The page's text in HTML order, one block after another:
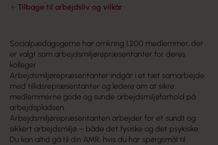
Tilbage til arbejdsliv og vilkår
Socialpædagogerne har omkring 1.200 medlemmer, der
er valgt som arbejdsmiljørepræsentanter for deres
kolleger
Arbejdsmiljørepræsentanter indgår i et tæt samarbejde
med tillidsrepræsentanter og ledere om at sikre
medlemmerne gode og sunde arbejdsmiljøforhold på
arbejdspladsen.
Arbejdsmiljørepræsentanten arbejder for et sundt og
sikkert arbejdsmiljø – både det fysiske og det psykiske.
Du kan altid gå til din AMR, hvis du har spørgsmål til